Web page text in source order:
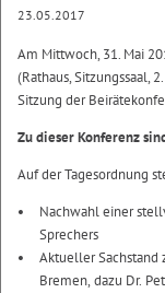
23.05.2017
Am Mittwoch, 31. Mai
(Rathaus, Sitzungssaal,
Sitzung der
Zu dieser Konferenz
Auf der Tagesordnung
Nachwahl einer
Sprechers
Aktueller Sachstand
Bremen, dazu Dr.